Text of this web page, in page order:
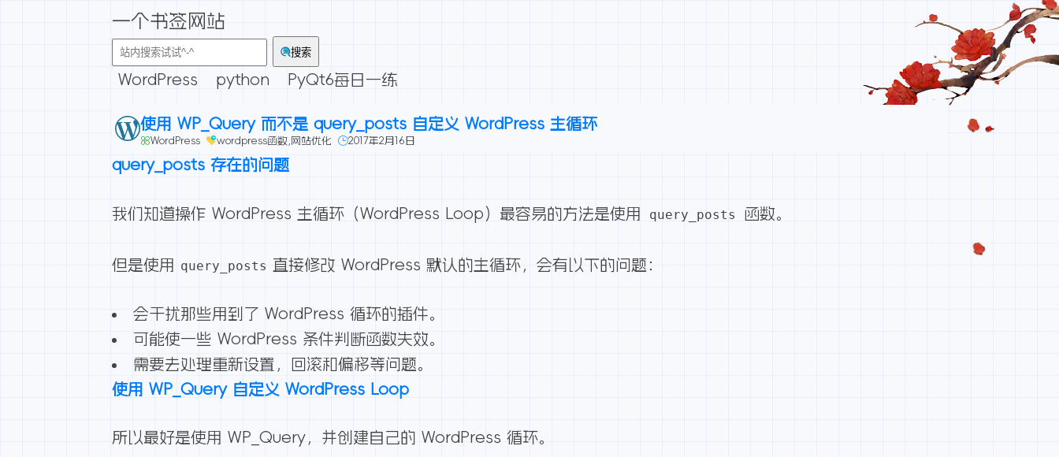
一个书签网站
搜索
WordPress python PyQt6每日一练
使用 WP_Query 而不是 query_posts 自定义 WordPress 主循环
WordPress wordpress函数 网站优化 2017年2月16日
query_posts 存在的问题
我们知道操作WordPress 主循环（WordPress Loop） 最容易的方法是使用 query_posts 函数。
但是使用 query_posts 直接修改 WordPress 默认的主循环，会有以下的问题：
会干扰那些用到了 WordPress 循环的插件。
可能使一些 WordPress 条件判断函数失效。
需要去处理重新设置，回滚和偏移等问题。
使用 WP_Query 自定义 WordPress Loop
所以最好是使用WP_Query ，并创建自己的 WordPress 循环。